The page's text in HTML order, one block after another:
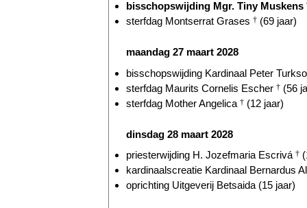
bisschopswijding Mgr. Tiny Muskens
sterfdag Montserrat Grases † (69 jaar)
maandag 27 maart 2028
bisschopswijding Kardinaal Peter
sterfdag Maurits Cornelis Escher † (56
sterfdag Mother Angelica † (12 jaar)
dinsdag 28 maart 2028
priesterwijding H. Jozefmaria Escrivá †
kardinaalscreatie Kardinaal Bernardus
oprichting Uitgeverij Betsaida (15 jaar)